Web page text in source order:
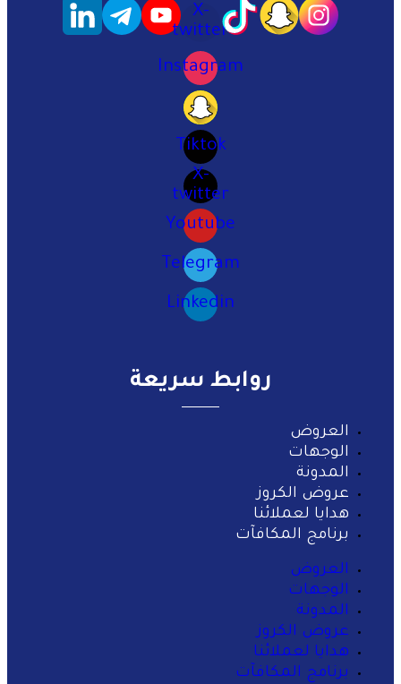
X-
twitter
Instagram
Tiktok
X-
twitter
Youtube
Telegram
Linkedin
روابط سريعة
العروض
الوجهات
المدونة
عروض الكروز
هدايا لعملائنا
برنامج المكافآت
العروض
الوجهات
المدونة
عروض الكروز
هدايا لعملائنا
برنامج المكافآت